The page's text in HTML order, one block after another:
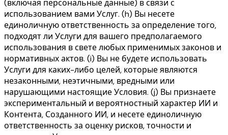
(включая персональные данные) в связи с
использованием вами Услуг. (h) Вы несете
единоличную ответственность за определение того,
подходят ли Услуги для вашего предполагаемого
использования в свете любых применимых законов и
нормативных актов. (i) Вы не будете использовать
Услуги для каких-либо целей, которые являются
незаконными, неэтичными, вредными или
нарушающими настоящие Условия. (j) Вы признаете
экспериментальный и вероятностный характер ИИ и
Контента, Созданного ИИ, и несете единоличную
ответственность за оценку рисков, точности и